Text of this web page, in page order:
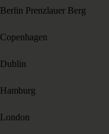
Berlin Prenzlauer Berg
Copenhagen
Dublin
Hamburg
London